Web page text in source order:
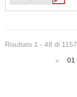
Risultato 1 - 48 di 1157
« 01